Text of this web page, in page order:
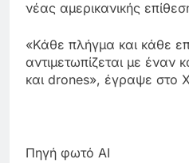
νέας αμερικανικής
«Κάθε πλήγμα και κάθε
αντιμετωπίζεται με έναν
και drones», έγραψε στο
Πηγή φωτό ΑΙ